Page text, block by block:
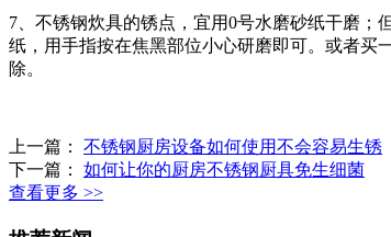
7、不锈钢炊具的锈点，宜用0号水磨砂纸干磨；
纸，用手指按在焦黑部位小心研磨即可。或者买
除。
上一篇： 不锈钢厨房设备如何使用不会容易生锈
下一篇： 如何让你的厨房不锈钢厨具免生细菌
查看更多 >>